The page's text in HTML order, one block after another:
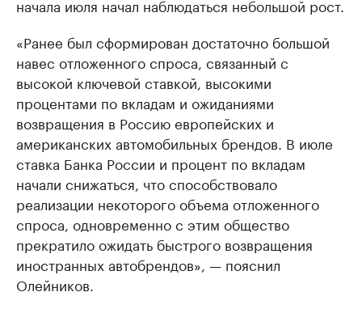
начала июля начал наблюдаться небольшой рост.
«Ранее был сформирован достаточно большой
навес отложенного спроса, связанный с
высокой ключевой ставкой, высокими
процентами по вкладам и ожиданиями
возвращения в Россию европейских и
американских автомобильных брендов. В июле
ставка Банка России и процент по вкладам
начали снижаться, что способствовало
реализации некоторого объема отложенного
спроса, одновременно с этим общество
прекратило ожидать быстрого возвращения
иностранных автобрендов», — пояснил
Олейников.